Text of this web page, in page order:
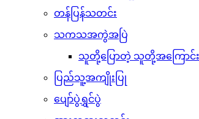
တန်ပြန်သတင်း
သကသအကွဲအပြဲ
သူတို့ပြောတဲ့ သူတို့အကြောင်း
ပြည်သူ့အကျိုးပြု
ပျော်ပွဲရွှင်ပွဲ